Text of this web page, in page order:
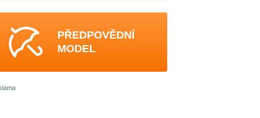
PŘEDPOVĚDNÍ
MODEL